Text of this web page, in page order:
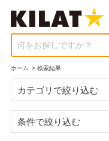
何をお探しですか？
ホーム > 検索結果
カテゴリで絞り込む
条件で絞り込む